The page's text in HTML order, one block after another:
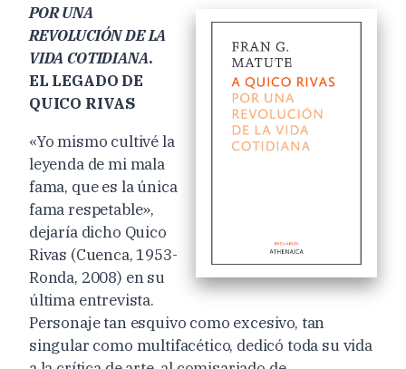
POR UNA
REVOLUCIÓN DE LA
VIDA COTIDIANA.
EL LEGADO DE
QUICO RIVAS
«Yo mismo cultivé la
leyenda de mi mala
fama, que es la única
fama respetable»,
dejaría dicho Quico
Rivas (Cuenca, 1953-
Ronda, 2008) en su
última entrevista.
Personaje tan esquivo como excesivo, tan
singular como multifacético, dedicó toda su vida